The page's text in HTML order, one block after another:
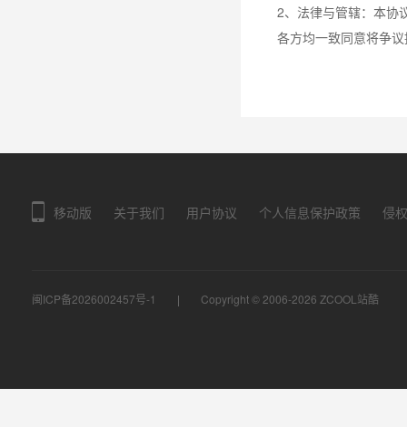
2、法律与管辖：本协
各方均一致同意将争
移动版 关于我们 用户协议 个人信息保护政策 侵
闽ICP备2026002457号-1 Copyright © 2006-2026 ZCOOL站酷